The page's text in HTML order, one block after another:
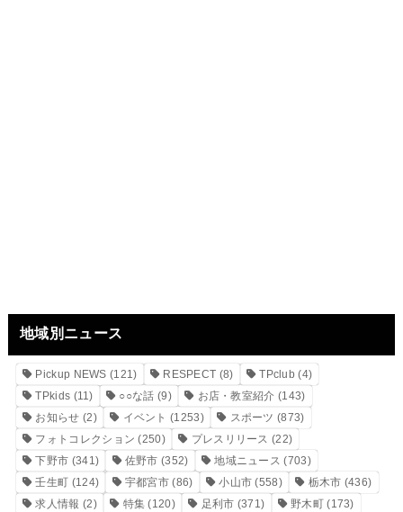
地域別ニュース
Pickup NEWS (121) RESPECT (8) TPclub (4)
TPkids (11) ○○な話 (9) お店・教室紹介 (143)
お知らせ (2) イベント (1253) スポーツ (873)
フォトコレクション (250) プレスリリース (22)
下野市 (341) 佐野市 (352) 地域ニュース (703)
壬生町 (124) 宇都宮市 (86) 小山市 (558) 栃木市 (436)
求人情報 (2) 特集 (120) 足利市 (371) 野木町(173)